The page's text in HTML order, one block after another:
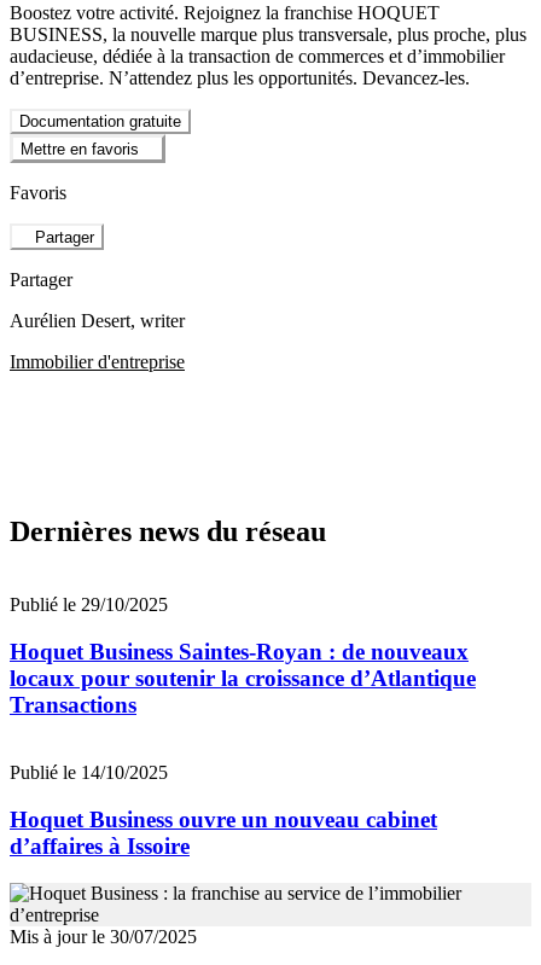
Boostez votre activité. Rejoignez la franchise HOQUET
BUSINESS, la nouvelle marque plus transversale, plus proche, plus
audacieuse, dédiée à la transaction de commerces et d’immobilier
d’entreprise. N’attendez plus les opportunités. Devancez-les.
Documentation gratuite
Mettre en favoris
Favoris
Partager
Partager
Aurélien Desert, writer
Immobilier d'entreprise
Dernières news du réseau
Publié le 29/10/2025
Hoquet Business Saintes-Royan : de nouveaux
locaux pour soutenir la croissance d’Atlantique
Transactions
Publié le 14/10/2025
Hoquet Business ouvre un nouveau cabinet
d’affaires à Issoire
Mis à jour le 30/07/2025